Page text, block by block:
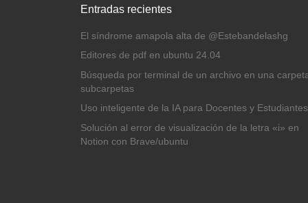
Entradas recientes
El síndrome amapola alta de @Estebandelashg
Editores de pdf en ubuntu 24.04
Búsqueda por terminal de un archivo en una
subcarpetas
Uso inteligente de la IA para Docentes y Estudiantes
Solución al error de visualización de la letra «i» en
Notion con Brave/ubuntu